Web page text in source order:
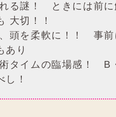
る謎！ ときには前に
大切！！
頭を柔軟に！！ 事
あり
タイムの臨場感！ B
し！